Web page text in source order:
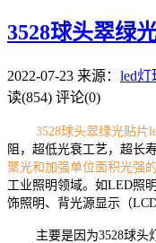
3528球头翠绿
2022-07-23 来源： led
读(854) 评论(0)
3528球头翠绿光贴片
阻，超低光衰工艺，超长寿
聚光和加强单位面积光强的
工业照明领域。如LED照
饰照明、背光源显示（
主要是因为3528球头